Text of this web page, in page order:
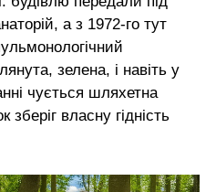
а з 1972-го тут
зелена, і навіть у
чується шляхетна
зберіг власну гідність